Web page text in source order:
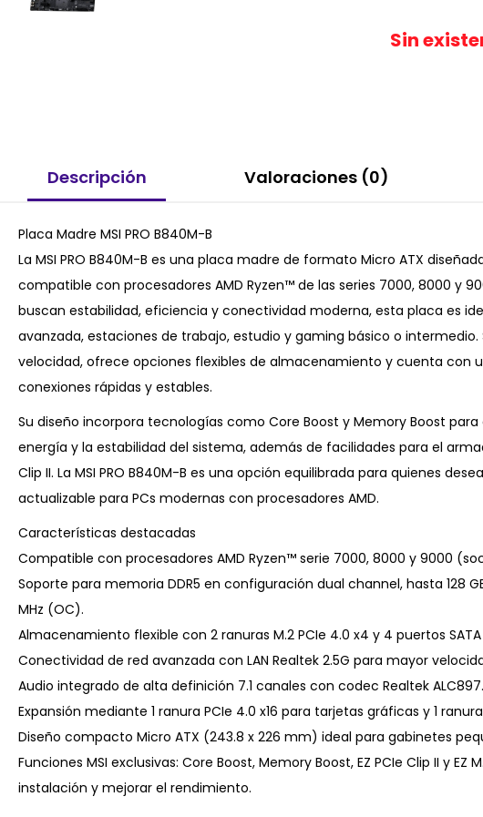
Sin
Descripción Valoraciones (0)
Placa Madre MSI PRO B840M-B
La MSI PRO B840M-B es una placa madre de formato Micro ATX
compatible con procesadores AMD Ryzen™ de las series 7000, 8000 y
buscan estabilidad, eficiencia y conectividad moderna, esta placa es
avanzada, estaciones de trabajo, estudio y gaming básico o intermedio.
velocidad, ofrece opciones flexibles de almacenamiento y cuenta con
conexiones rápidas y estables.
Su diseño incorpora tecnologías como Core Boost y Memory Boost
energía y la estabilidad del sistema, además de facilidades para el
Clip II. La MSI PRO B840M-B es una opción equilibrada para quienes
actualizable para PCs modernas con procesadores AMD.
Características destacadas
Compatible con procesadores AMD Ryzen™ serie 7000, 8000 y 9000
Soporte para memoria DDR5 en configuración dual channel, hasta 128
MHz (OC).
Almacenamiento flexible con 2 ranuras M.2 PCIe 4.0 x4 y 4 puertos SATA
Conectividad de red avanzada con LAN Realtek 2.5G para mayor
Audio integrado de alta definición 7.1 canales con codec Realtek ALC897.
Expansión mediante 1 ranura PCIe 4.0 x16 para tarjetas gráficas y 1 ranura
Diseño compacto Micro ATX (243.8 x 226 mm) ideal para gabinetes
Funciones MSI exclusivas: Core Boost, Memory Boost, EZ PCIe Clip II y EZ
instalación y mejorar el rendimiento.